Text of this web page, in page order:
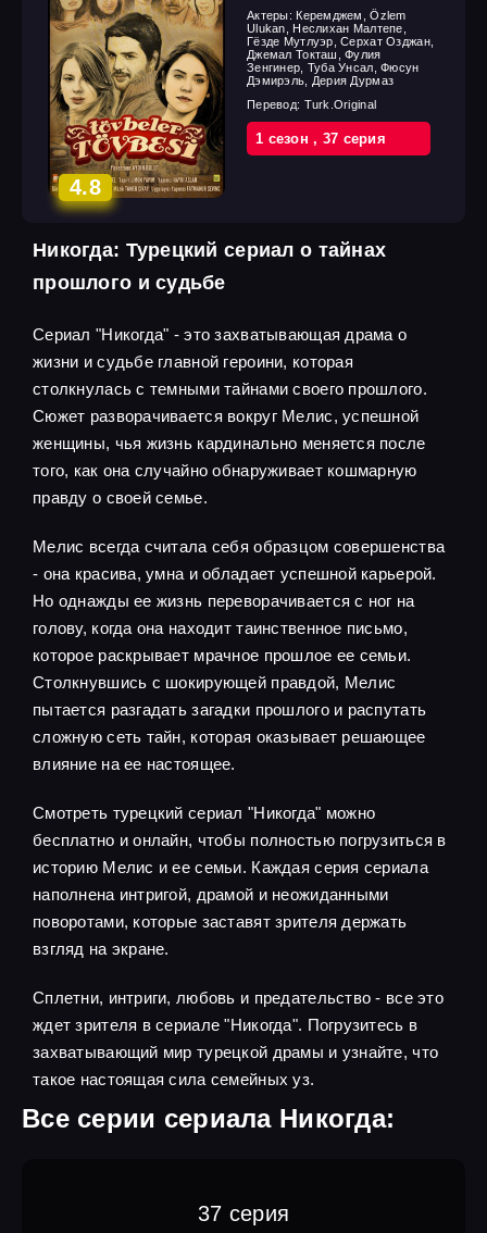
4.8
Актеры: Керемджем, Özlem
Ulukan, Неслихан Малтепе,
Гёзде Мутлуэр, Серхат Озджан,
Джемал Токташ, Фулия
Зенгинер, Туба Унсал, Фюсун
Дэмирэль, Дерия Дурмаз
Перевод: Turk.Original
1 cезон, 37 cерия
Никогда: Турецкий сериал о тайнах
прошлого и судьбе
Сериал "Никогда" - это захватывающая драма о
жизни и судьбе главной героини, которая
столкнулась с темными тайнами своего прошлого.
Сюжет разворачивается вокруг Мелис, успешной
женщины, чья жизнь кардинально меняется после
того, как она случайно обнаруживает кошмарную
правду о своей семье.
Мелис всегда считала себя образцом совершенства
- она красива, умна и обладает успешной карьерой.
Но однажды ее жизнь переворачивается с ног на
голову, когда она находит таинственное письмо,
которое раскрывает мрачное прошлое ее семьи.
Столкнувшись с шокирующей правдой, Мелис
пытается разгадать загадки прошлого и распутать
сложную сеть тайн, которая оказывает решающее
влияние на ее настоящее.
Смотреть турецкий сериал "Никогда" можно
бесплатно и онлайн, чтобы полностью погрузиться в
историю Мелис и ее семьи. Каждая серия сериала
наполнена интригой, драмой и неожиданными
поворотами, которые заставят зрителя держать
взгляд на экране.
Сплетни, интриги, любовь и предательство - все это
ждет зрителя в сериале "Никогда". Погрузитесь в
захватывающий мир турецкой драмы и узнайте, что
такое настоящая сила семейных уз.
Все серии сериала Никогда:
37 серия